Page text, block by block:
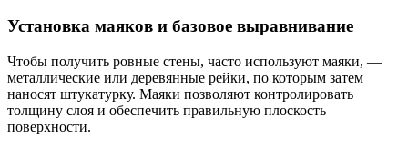
Установка маяков и базовое выравнивание
Чтобы получить ровные стены, часто используют маяки, —
металлические или деревянные рейки, по которым затем
наносят штукатурку. Маяки позволяют контролировать
толщину слоя и обеспечить правильную плоскость
поверхности.